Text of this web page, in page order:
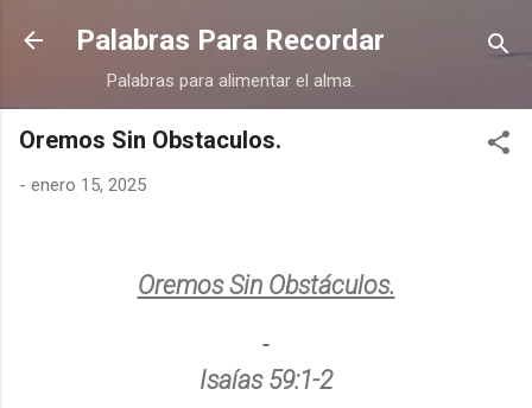
Ir al contenido principal
Palabras Para Recordar
Palabras para alimentar el alma.
Oremos Sin Obstaculos.
- enero 15, 2025
Oremos Sin Obstáculos.
Isaías 59:1-2